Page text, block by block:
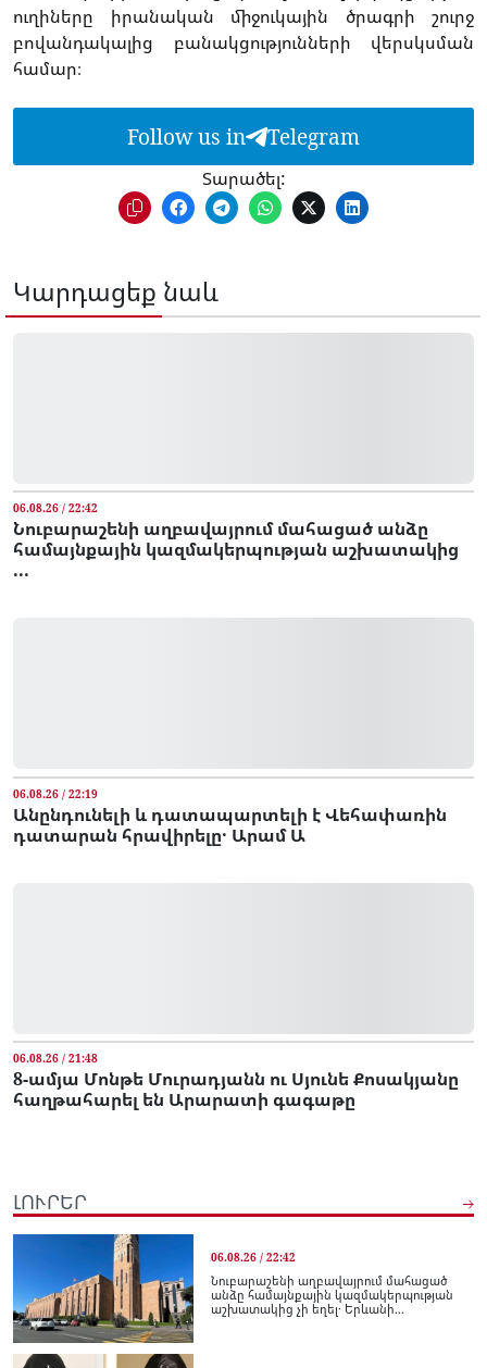
ուղիները իրանական միջուկային ծրագրի շուրջ
բովանդակալից բանակցությունների վերսկսման
համար։
Follow us in Telegram
Տարածել:
Կարդացեք նաև
06.08.26 / 22:42
Նուբարաշենի աղբավայրում մահացած անձը
համայնքային կազմակերպության աշխատակից
...
06.08.26 / 22:19
Անընդունելի և դատապարտելի է Վեհափառին
դատարան հրավիրելը․ Արամ Ա
06.08.26 / 21:48
8-ամյա Մոնթե Մուրադյանն ու Սյունե Քոսակյանը
հաղթահարել են Արարատի գագաթը
ԼՈՒՐԵՐ
06.08.26 / 22:42
Նուբարաշենի աղբավայրում մահացած
անձը համայնքային կազմակերպության
աշխատակից չի եղել․ Երևանի...